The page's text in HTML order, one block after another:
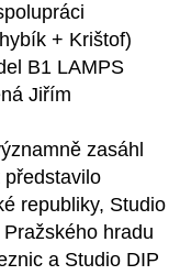
+ Krištof)
B1 LAMPS
Jiřím
zasáhl
republiky, Studio
hradu
a Studio DIP